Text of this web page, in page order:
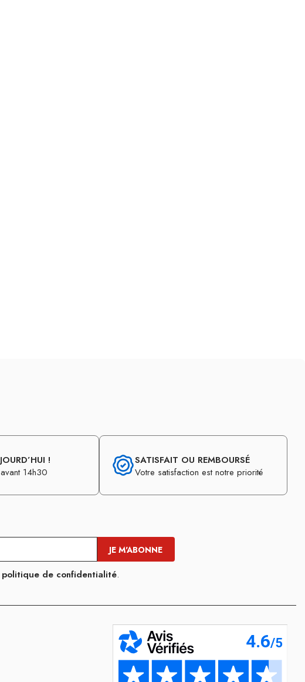
!
14h30
SATISFAIT OU REMBOURSÉ
Votre satisfaction est notre priorité
politique de confidentialité.